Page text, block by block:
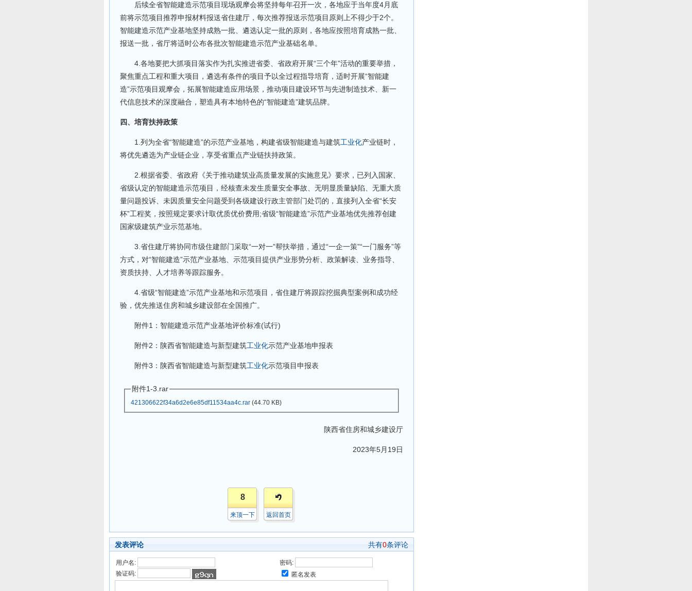
后续全省智能建造示范项目现场观摩会将坚持每年召开一次，各地应于当年度4月底
前将示范项目推荐申报材料报送省住建厅，每次推荐报送示范项目原则上不得少于2个。
智能建造示范产业基地坚持成熟一批、遴选认定一批的原则，各地应按照培育成熟一批、
报送一批，省厅将适时公布各批次智能建造示范产业基础名单。
4.各地要把大抓项目落实作为扎实推进省委、省政府开展“三个年”活动的重要举措，
聚焦重点工程和重大项目，遴选有条件的项目予以全过程指导培育，适时开展“智能建
造”示范项目观摩会，拓展智能建造应用场景，推动项目建设环节与先进制造技术、新一
代信息技术的深度融合，塑造具有本地特色的“智能建造”建筑品牌。
四、培育扶持政策
1.列为全省“智能建造”的示范产业基地，构建省级智能建造与建筑工业化产业链时，
将优先遴选为产业链企业，享受省重点产业链扶持政策。
2.根据省委、省政府《关于推动建筑业高质量发展的实施意见》要求，已列入国家、
省级认定的智能建造示范项目，经核查未发生质量安全事故、无明显质量缺陷、无重大质
量问题投诉、未因质量安全问题受到各级建设行政主管部门处罚的，直接列入全省“长安
杯”工程奖，按照规定要求计取优质优价费用;省级“智能建造”示范产业基地优先推荐创建
国家级建筑产业示范基地。
3.省住建厅将协同市级住建部门采取“一对一”帮扶举措，通过“一企一策”“一门服务”等
方式，对“智能建造”示范产业基地、示范项目提供产业形势分析、政策解读、业务指导、
资质扶持、人才培养等跟踪服务。
4.省级“智能建造”示范产业基地和示范项目，省住建厅将跟踪挖掘典型案例和成功经
验，优先推送住房和城乡建设部在全国推广。
附件1：智能建造示范产业基地评价标准(试行)
附件2：陕西省智能建造与新型建筑工业化示范产业基地申报表
附件3：陕西省智能建造与新型建筑工业化示范项目申报表
附件1-3.rar
421306622f34a6d2e6e85df11534aa4c.rar(44.70 KB)
陕西省住房和城乡建设厅
2023年5月19日
8
来顶一下 返回首页
发表评论 共有0条评论
用户名:
密码:
验证码:
匿名发表